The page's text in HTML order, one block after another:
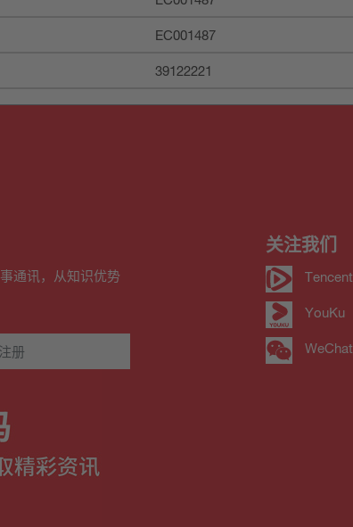
EC001487
39122221
通讯，从知识优势
册
关注我们
Tencent
YouKu
WeChat